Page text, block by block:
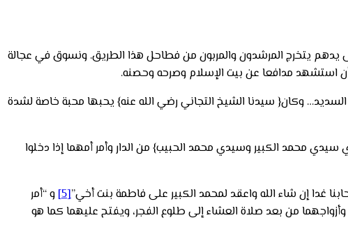
يدهم يتخرج المرشدون والمربون من فطاحل هذا الطريق. ونسوق في عجالة
استشهد مدافعا عن بيت الإسلام وصرحه وحصنه.
السديد… وكان{ سيدنا الشيخ التجاني رضي الله عنه} يحبها محبة خاصة لشدة
محمد الكبير وسيدي محمد الحبيب} من الدار وأمر أمهما إذا دخلوا
غدا إن شاء الله واعقد لمحمد الكبير على فاطمة بنت أخي”[5]
و “أمر
من بعد صلاة العشاء إلى طلوع الفجر، ويفتح عليهما كما هو